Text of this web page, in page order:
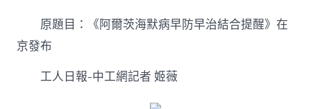
茨
海
原題目：《阿爾茨海默病早防早治結合提醒》在
京發布
工人日報-中工網記者 姬薇